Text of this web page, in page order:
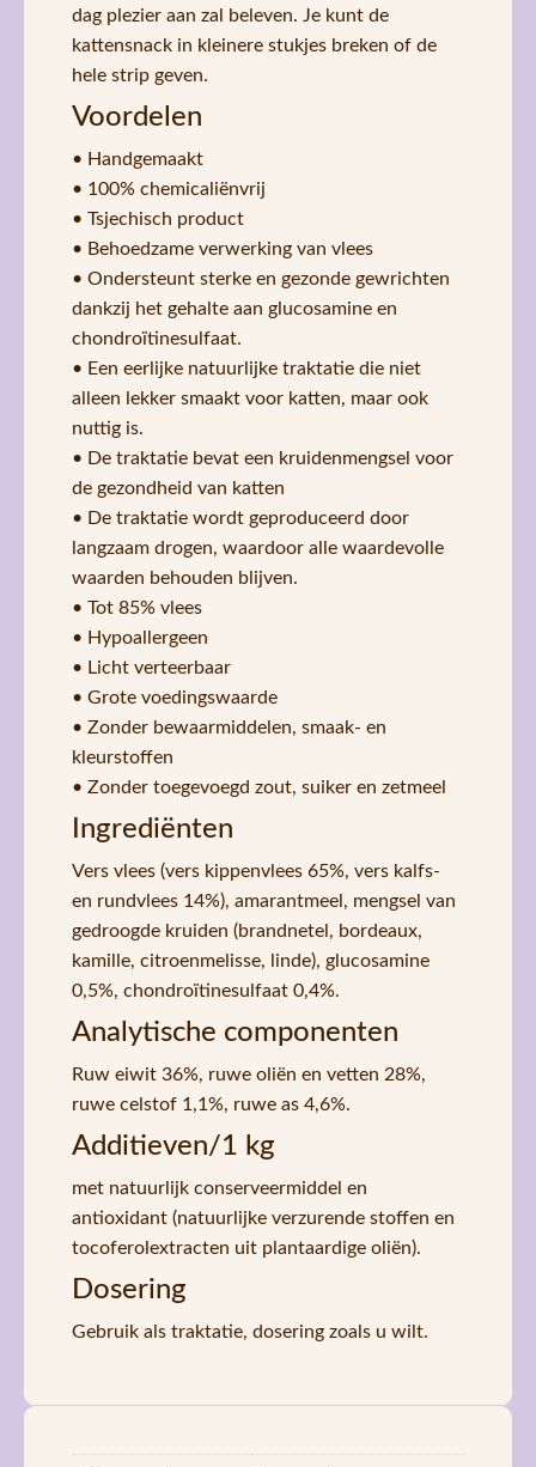
dag plezier aan zal beleven. Je kunt de
kattensnack in kleinere stukjes breken of de
hele strip geven.
Voordelen
• Handgemaakt
• 100% chemicaliënvrij
• Tsjechisch product
• Behoedzame verwerking van vlees
• Ondersteunt sterke en gezonde gewrichten
dankzij het gehalte aan glucosamine en
chondroïtinesulfaat.
• Een eerlijke natuurlijke traktatie die niet
alleen lekker smaakt voor katten, maar ook
nuttig is.
• De traktatie bevat een kruidenmengsel voor
de gezondheid van katten
• De traktatie wordt geproduceerd door
langzaam drogen, waardoor alle waardevolle
waarden behouden blijven.
• Tot 85% vlees
• Hypoallergeen
• Licht verteerbaar
• Grote voedingswaarde
• Zonder bewaarmiddelen, smaak- en
kleurstoffen
• Zonder toegevoegd zout, suiker en zetmeel
Ingrediënten
Vers vlees (vers kippenvlees 65%, vers kalfs-
en rundvlees 14%), amarantmeel, mengsel van
gedroogde kruiden (brandnetel, bordeaux,
kamille, citroenmelisse, linde), glucosamine
0,5%, chondroïtinesulfaat 0,4%.
Analytische componenten
Ruw eiwit 36%, ruwe oliën en vetten 28%,
ruwe celstof 1,1%, ruwe as 4,6%.
Additieven/1 kg
met natuurlijk conserveermiddel en
antioxidant (natuurlijke verzurende stoffen en
tocoferolextracten uit plantaardige oliën).
Dosering
Gebruik als traktatie, dosering zoals u wilt.